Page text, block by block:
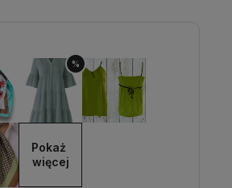
%
Pokaż
więcej